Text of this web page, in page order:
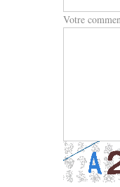
Votre